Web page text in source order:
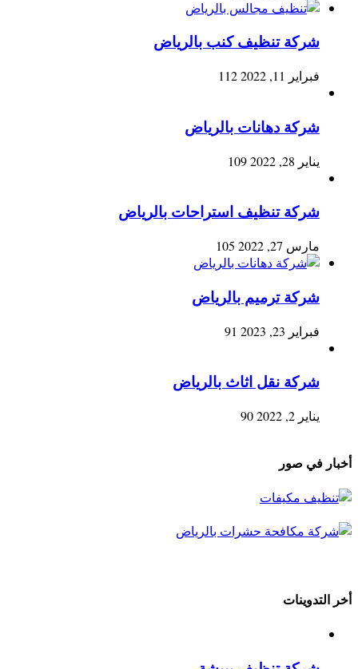
شركة تنظيف كنب بالرياض
فبراير 11, 2022 112
شركة دهانات بالرياض
يناير 28, 2022 109
شركة تنظيف استراحات بالرياض
مارس 27, 2022 105
شركة ترميم بالرياض
فبراير 23, 2023 91
شركة نقل اثاث بالرياض
يناير 2, 2022 90
أخبار في صور
أخر التدوينات